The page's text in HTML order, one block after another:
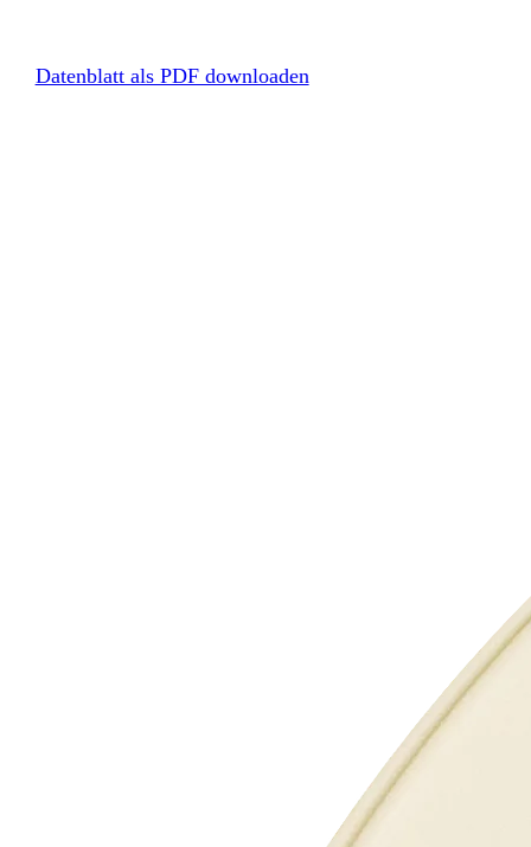
Datenblatt als PDF downloaden